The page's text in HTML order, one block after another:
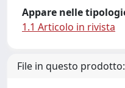
Appare nelle
1.1 Articolo in rivista
File in questo prodotto: